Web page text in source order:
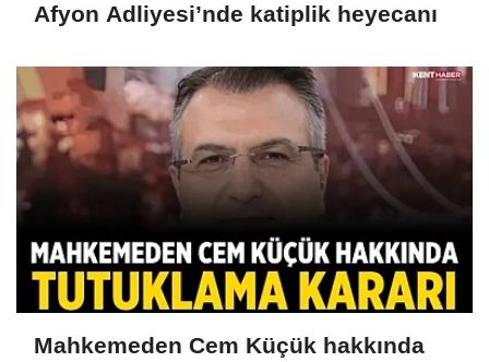
Afyon Adliyesi’nde katiplik heyecanı
Mahkemeden Cem Küçük hakkında